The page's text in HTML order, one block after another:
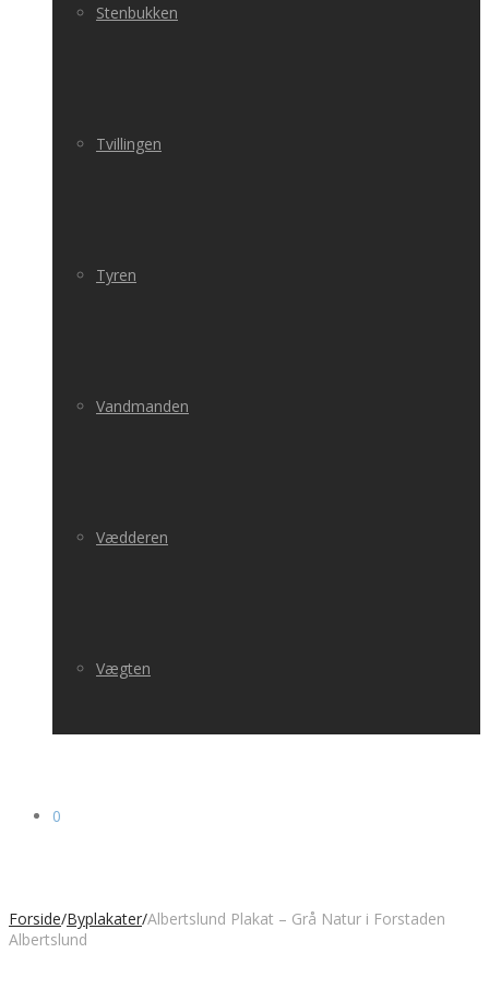
Stenbukken
Tvillingen
Tyren
Vandmanden
Vædderen
Vægten
0
Forside/Byplakater/Albertslund Plakat – Grå Natur i Forstaden
Albertslund